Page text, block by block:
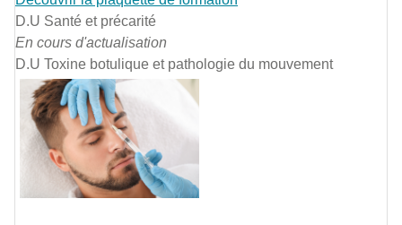
D.U Santé et précarité
En cours d'actualisation
D.U Toxine botulique et pathologie du mouvement